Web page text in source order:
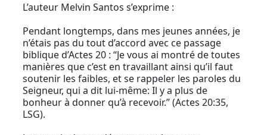
L’auteur Melvin Santos s’exprime :
Pendant longtemps, dans mes jeunes années, je
n’étais pas du tout d’accord avec ce passage
biblique d’Actes 20 : “Je vous ai montré de toutes
manières que c’est en travaillant ainsi qu’il faut
soutenir les faibles, et se rappeler les paroles du
Seigneur, qui a dit lui-même: Il y a plus de
bonheur à donner qu’à recevoir.” (Actes 20:35,
LSG).